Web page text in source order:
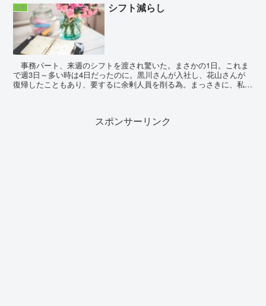
仕事 シフト減らし
事務パート、来週のシフトを渡され驚いた。まさかの1日。これま
で週3日～多い時は4日だったのに。黒川さんが入社し、花山さんが
復帰したこともあり、要するに余剰人員を削る為。まっさきに、私に
スポンサーリンク